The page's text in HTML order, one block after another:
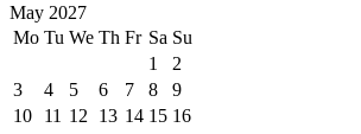
May 2027
Mo Tu We Th Fr Sa Su
1
2
3
4 5 6 7 8
9
10
11 12 13 14 15 16